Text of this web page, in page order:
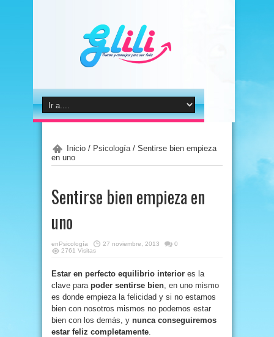
Inicio / Psicología/ Sentirse bien empieza
en uno
Sentirse bien empieza en
uno
enPsicología 27 noviembre, 2013
0
2761 Visitas
Estar en perfecto equilibrio interior es la
clave para poder sentirse bien , en uno mismo
es donde empieza la felicidad y si no estamos
bien con nosotros mismos no podemos estar
bien con los demás, y nunca conseguiremos
estar feliz completamente